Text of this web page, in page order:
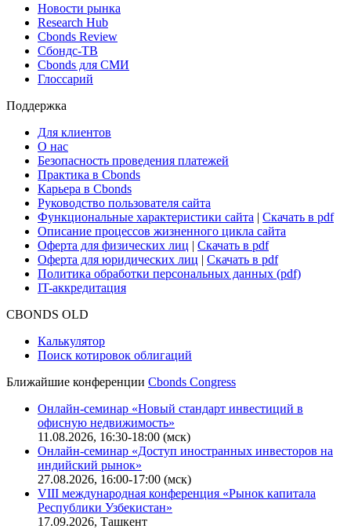
Новости рынка
Research Hub
Cbonds Review
Сбондс-ТВ
Cbonds для СМИ
Глоссарий
Поддержка
Для клиентов
О нас
Безопасность проведения платежей
Практика в Cbonds
Карьера в Cbonds
Руководство пользователя сайта
Функциональные характеристики сайта | Скачать в pdf
Описание процессов жизненного цикла сайта
Оферта для физических лиц | Скачать в pdf
Оферта для юридических лиц | Скачать в pdf
Политика обработки персональных данных (pdf)
IT-аккредитация
CBONDS OLD
Калькулятор
Поиск котировок облигаций
Ближайшие конференции Cbonds Congress
Онлайн-семинар «Новый стандарт инвестиций в
офисную недвижимость»
11.08.2026, 16:30-18:00 (мск)
Онлайн-семинар «Доступ иностранных инвесторов на
индийский рынок»
27.08.2026, 16:00-17:00 (мск)
VIII международная конференция «Рынок капитала
Республики Узбекистан»
17.09.2026, Ташкент